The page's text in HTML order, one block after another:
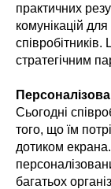
практичних
комунікацій
стратегічним
Сьогодні
того, що їм
дотиком
багатьох